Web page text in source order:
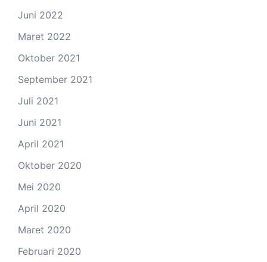
Juni 2022
Maret 2022
Oktober 2021
September 2021
Juli 2021
Juni 2021
April 2021
Oktober 2020
Mei 2020
April 2020
Maret 2020
Februari 2020